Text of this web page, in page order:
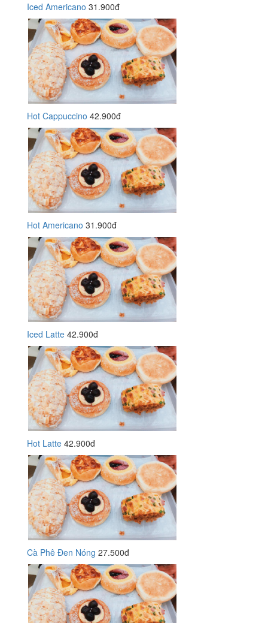
Iced Americano 31.900đ
Hot Cappuccino 42.900đ
Hot Americano 31.900đ
Iced Latte 42.900đ
Hot Latte 42.900đ
Cà Phê Đen Nóng 27.500đ